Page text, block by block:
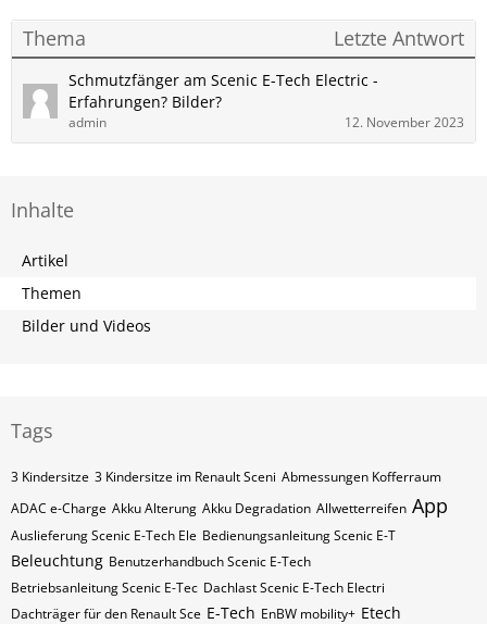
Thema Letzte Antwort
Schmutzfänger am Scenic E-Tech Electric -
Erfahrungen? Bilder?
admin 12. November 2023
Inhalte
Artikel
Themen
Bilder und Videos
Tags
3 Kindersitze 3 Kindersitze im Renault Sceni Abmessungen Kofferraum
ADAC e-Charge Akku Alterung Akku Degradation Allwetterreifen App
Auslieferung Scenic E-Tech Ele Bedienungsanleitung Scenic E-T
Beleuchtung Benutzerhandbuch Scenic E-Tech
Betriebsanleitung Scenic E-Tec Dachlast Scenic E-Tech Electri
Dachträger für den Renault Sce E-Tech EnBW mobility+ Etech